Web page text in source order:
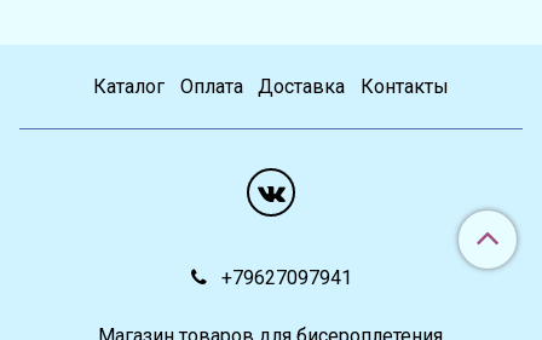
Каталог Оплата Доставка Контакты
+79627097941